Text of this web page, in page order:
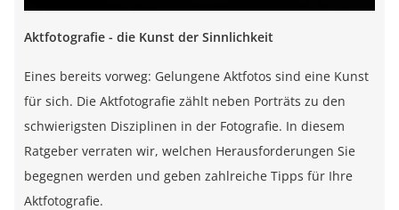
Aktfotografie - die Kunst der Sinnlichkeit
Eines bereits vorweg: Gelungene Aktfotos sind eine Kunst
für sich. Die Aktfotografie zählt neben Porträts zu den
schwierigsten Disziplinen in der Fotografie. In diesem
Ratgeber verraten wir, welchen Herausforderungen Sie
begegnen werden und geben zahlreiche Tipps für Ihre
Aktfotografie.